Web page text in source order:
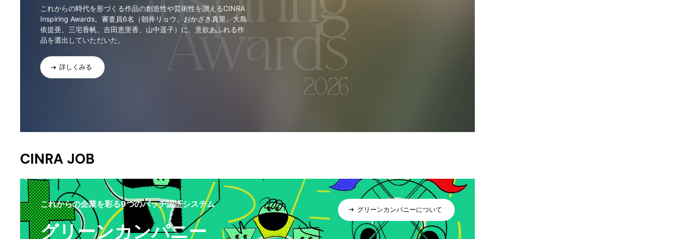
これからの時代を形づくる作品の創造性や芸術性を讃えるCINRA
Inspiring Awards。審査員6名（朝井リョウ、おかざき真里、大島
依提亜、三宅香帆、吉田恵里香、山中遥子）に、意欲あふれる作
品を選出していただいた。
詳しくみる
CINRA JOB
これからの企業を彩る9つのバッヂ認証システム
グリーンカンパニー
グリーンカンパニーについて